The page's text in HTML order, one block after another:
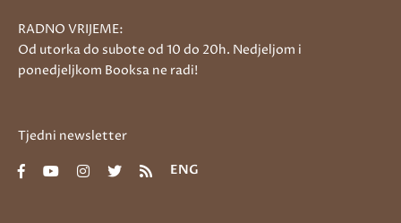
RADNO VRIJEME:
Od utorka do subote od 10 do 20h. Nedjeljom i
ponedjeljkom Booksa ne radi!
Tjedni newsletter
ENG